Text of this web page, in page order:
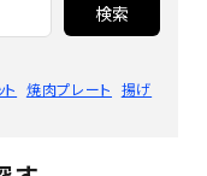
検索
焼肉プレート 揚げ